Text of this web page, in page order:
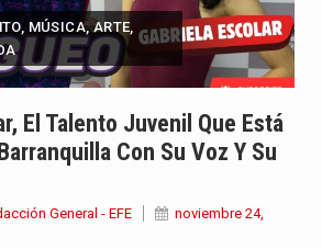
Si eres un trader que prefiere lidiar con condiciones de…
Saber cómo borrar el historial de operaciones en MT4 es…
La cantautora venezolana Joaquina vuelve a sorprender a sus seguidores…
La investigación por la muerte de Kevin Arley Acosta Pico,…
MÚSICA, ARTE,
El Talento Juvenil Que Está
Con Su Voz Y Su
General - EFE
noviembre 24,